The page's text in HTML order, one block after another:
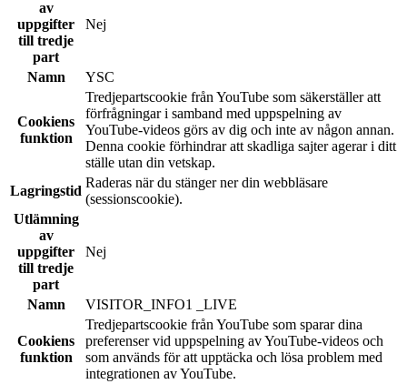
av
uppgifter
till tredje
part
Nej
Namn YSC
Cookiens
funktion
Tredjepartscookie från YouTube som säkerställer att
förfrågningar i samband med uppspelning av
YouTube-videos görs av dig och inte av någon annan.
Denna cookie förhindrar att skadliga sajter agerar i ditt
ställe utan din vetskap.
Lagringstid
Raderas när du stänger ner din webbläsare
(sessionscookie).
Utlämning
av
uppgifter
till tredje
part
Nej
Namn VISITOR_INFO1 _LIVE
Cookiens
funktion
Tredjepartscookie från YouTube som sparar dina
preferenser vid uppspelning av YouTube-videos och
som används för att upptäcka och lösa problem med
integrationen av YouTube.